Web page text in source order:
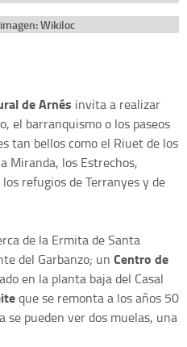
Wikiloc
de Arnés invita a realizar
el barranquismo o los paseos
tan bellos como el Riuet de los
Miranda, los Estrechos,
refugios de Terranyes y de
de la Ermita de Santa
del Garbanzo; un Centro de
en la planta baja del Casal
que se remonta a los años 50
se pueden ver dos muelas, una